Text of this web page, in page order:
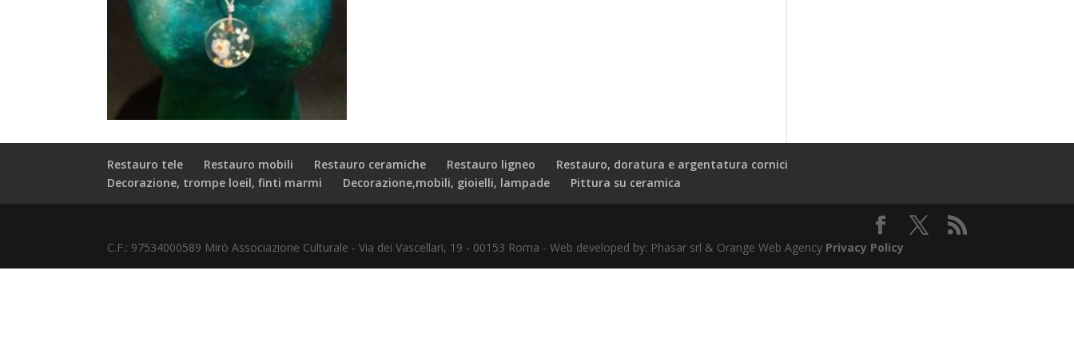
Restauro tele Restauro mobili Restauro ceramiche Restauro ligneo
Restauro, doratura e argentatura cornici
Decorazione, trompe loeil, finti marmi
Decorazione,mobili, gioielli, lampade Pittura su ceramica
C.F.: 97534000589 Mirò Associazione Culturale - Via dei Vascellari, 19 - 00153 Roma - Web developed by: Phasar srl & Orange Web Agency Privacy Policy